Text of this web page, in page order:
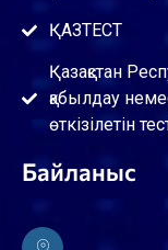
ҚАЗТЕСТ
Қазақстан
қабылдау
өткізілетін
Байланыс